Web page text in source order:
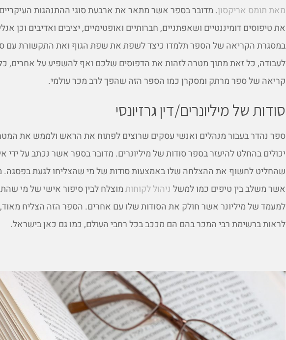
מאת תומס אריקסון. מדובר בספר אשר מתאר את ארבעת סוגי ההתנהגות העיקריים
את טיפוסים דומיננטיים ושאפתניים, חברותיים ואופטימיים, יציבים ואדיבים וכן
במסגרת הקריאה של הספר תלמדו כיצד לשפת את שפת הגוף ואת התקשורת עם
לעבודה, כל זאת מתוך מטרה לזהות את הדפוסים שלכם ואף להשפיע על אחרים,
קריאה של ספר מרתק ומסקרן כמו הספר הזה שהפך לרב מכר עולמי.
סודות של מיליונרים/דין גרזיונסי
ספר נהדר בעבור מנהלים ואנשי עסקים שרוצים לפתוח את הראש ולממש את
יכולים בהחלט להיעזר בספר סודות של מיליונרים. מדובר בספר אשר נכתב על ידי
שהחליט לחשוף את ההצלחה שלו באמצעות סודות של מי שהצליחו לגעת בפסגה.
אשר משלב בין טיפים כמו למשל ניהול לקוחותמוצלח לבין סיפור אישי של מי
למעמד של מיליונר אשר חולק את הסודות שלו עם אחרים. הספר הזה הצליח מאוד,
לראות ברשימת רבי המכר בהם הם מככב בכל רחבי העולם, כמו גם כאן בישראל.